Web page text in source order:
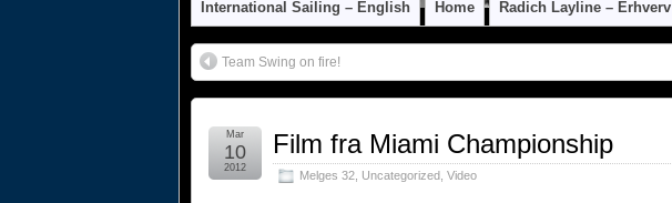
International Sailing – English Home Radich Layline – Erhverv
Team Swing on fire!
Film fra Miami Championship
Melges 32 Uncategorized Video
Mar
10
2012